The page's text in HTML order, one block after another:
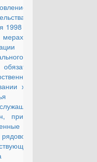
РФ от
1998 г. N 855
по
закона
жизни и
призванных
сборы,
и
органов